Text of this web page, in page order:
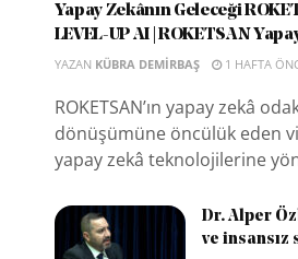
Yapay Zekânın Geleceği
LEVEL-UP AI | ROKETSAN
YAZAN KÜBRA DEMIRBAŞ 1 HAFTA
ROKETSAN’ın yapay zekâ
dönüşümüne öncülük eden
yapay zekâ teknolojilerine
Dr. Alper
ve insansız